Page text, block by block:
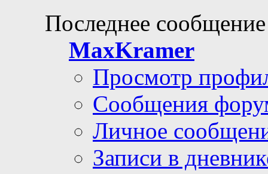
Последнее
MaxKramer
Просмотр
Сообщения
Личное
Записи в